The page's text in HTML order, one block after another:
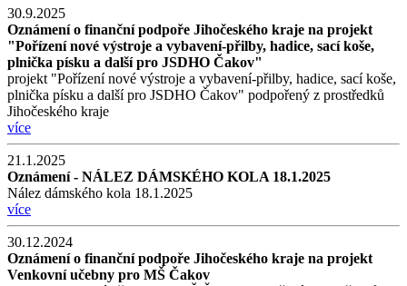
30.9.2025
Oznámení o finanční podpoře Jihočeského kraje na projekt
"Pořízení nové výstroje a vybavení-přilby, hadice, sací koše,
plnička písku a další pro JSDHO Čakov"
projekt "Pořízení nové výstroje a vybavení-přilby, hadice, sací koše,
plnička písku a další pro JSDHO Čakov" podpořený z prostředků
Jihočeského kraje
více
21.1.2025
Oznámení - NÁLEZ DÁMSKÉHO KOLA 18.1.2025
Nález dámského kola 18.1.2025
více
30.12.2024
Oznámení o finanční podpoře Jihočeského kraje na projekt
Venkovní učebny pro MŠ Čakov